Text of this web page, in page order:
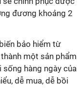
đương khoảng 2
bảo hiểm từ
một sản phẩm
hàng ngày của
dễ mua, dễ bồi